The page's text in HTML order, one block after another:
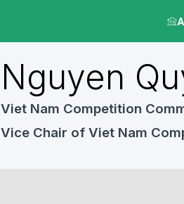
Nguyen
Viet Nam Competition
Vice Chair of Viet Nam